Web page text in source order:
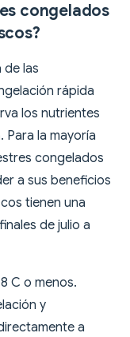
congelados
de las
rápida
los nutrientes
Para la mayoría
congelados
a sus beneficios
tienen una
de julio a
C o menos.
y
a